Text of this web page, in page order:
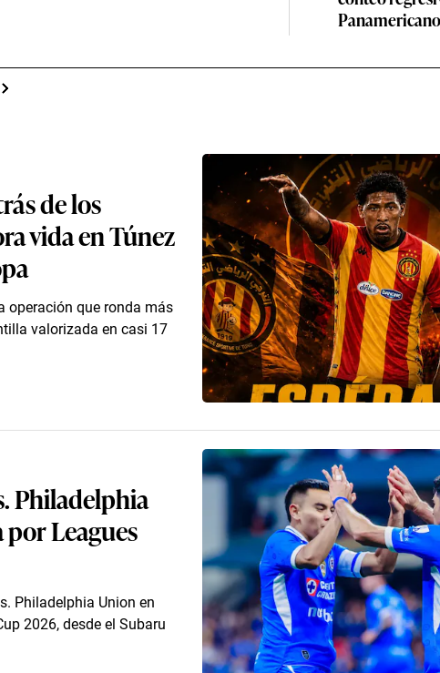
de los
vida en Túnez
operación que ronda más
valorizada en casi 17
Philadelphia
Leagues
Philadelphia Union en
2026, desde el Subaru